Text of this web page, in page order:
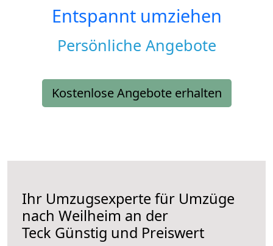
Entspannt umziehen
Persönliche Angebote
Kostenlose Angebote erhalten
Ihr Umzugsexperte für Umzüge
nach Weilheim an der
Teck Günstig und Preiswert